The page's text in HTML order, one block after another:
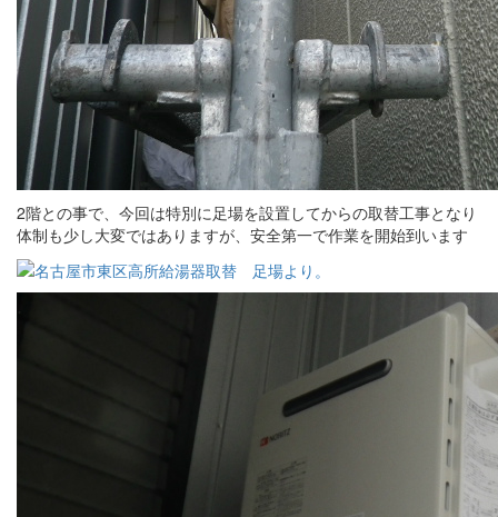
2階との事で、今回は特別に足場を設置してからの取替工事となり
体制も少し大変ではありますが、安全第一で作業を開始到います